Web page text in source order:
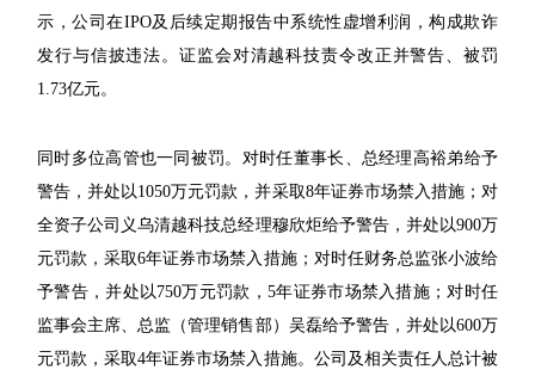
示，公司在IPO及后续定期报告中系统性虚增利润，构成欺诈
发行与信披违法。证监会对清越科技责令改正并警告、被罚
1.73亿元。
同时多位高管也一同被罚。对时任董事长、总经理高裕弟给予
警告，并处以1050万元罚款，并采取8年证券市场禁入措施；对
全资子公司义乌清越科技总经理穆欣炬给予警告，并处以900万
元罚款，采取6年证券市场禁入措施；对时任财务总监张小波给
予警告，并处以750万元罚款，5年证券市场禁入措施；对时任
监事会主席、总监（管理销售部）吴磊给予警告，并处以600万
元罚款，采取4年证券市场禁入措施。公司及相关责任人总计被